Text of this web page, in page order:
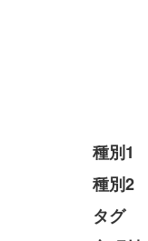
種別1
種別2
タグ